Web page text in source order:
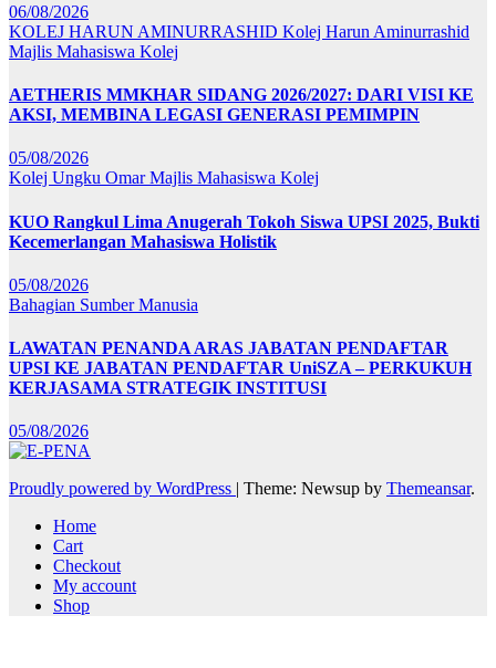
06/08/2026
KOLEJ HARUN AMINURRASHID Kolej Harun Aminurrashid
Majlis Mahasiswa Kolej
AETHERIS MMKHAR SIDANG 2026/2027: DARI VISI KE
AKSI, MEMBINA LEGASI GENERASI PEMIMPIN
05/08/2026
Kolej Ungku OmarMajlis Mahasiswa Kolej
KUO Rangkul Lima Anugerah Tokoh Siswa UPSI 2025, Bukti
Kecemerlangan Mahasiswa Holistik
05/08/2026
Bahagian Sumber Manusia
LAWATAN PENANDA ARAS JABATAN PENDAFTAR
UPSI KE JABATAN PENDAFTAR UniSZA – PERKUKUH
KERJASAMA STRATEGIK INSTITUSI
05/08/2026
Proudly powered by WordPress | Theme: Newsup by Themeansar.
Home
Cart
Checkout
My account
Shop